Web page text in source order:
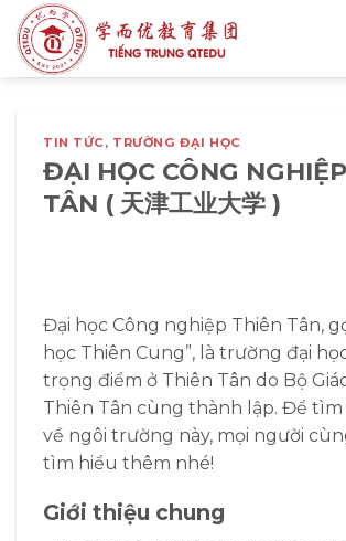
qua
nội
TIN TỨC, TRƯỜNG ĐẠI HỌC
ĐẠI HỌC CÔNG
TÂN ( 天津工业大学 )
Đại học Công nghiệp Thiên Tân,
học Thiên Cung”, là trường đại
trọng điểm ở Thiên Tân do Bộ
Thiên Tân cùng thành lập. Để
về ngôi trường này, mọi người
tìm hiểu thêm nhé!
Giới thiệu chung